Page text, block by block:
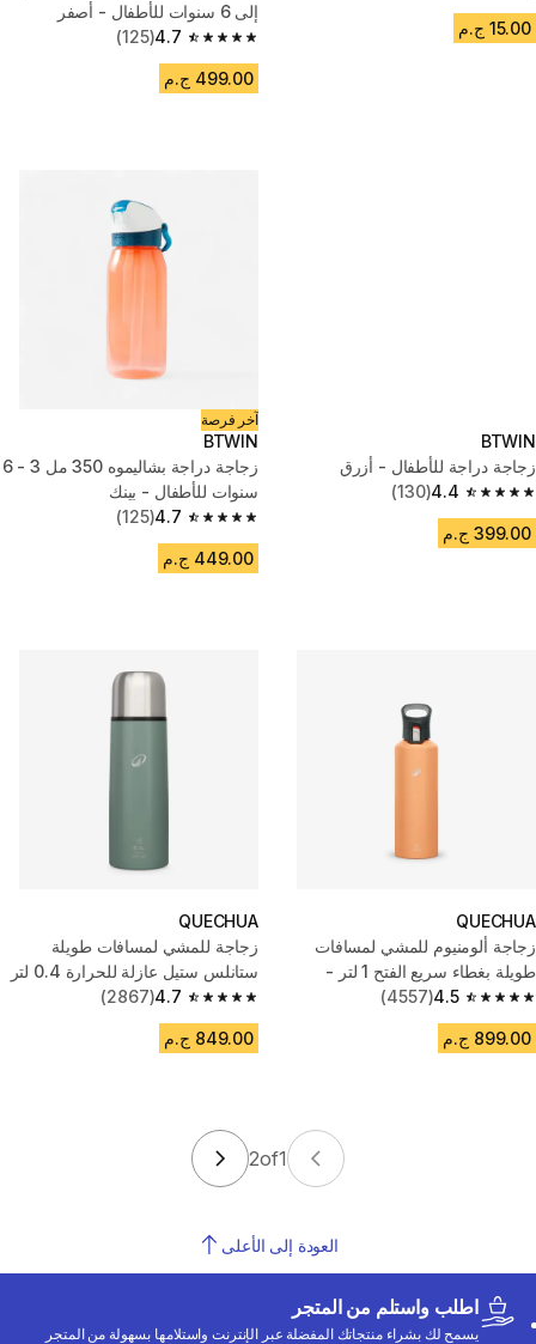
15.00 ج.م
إلى 6 سنوات للأطفال - أصفر
4.7
4.7 out of 5 stars from 125 reviews
(125)
499.00 ج.م
BTWIN
زجاجة دراجة للأطفال - أزرق
4.4
4.4 out of 5 stars from 130 reviews
(130)
399.00 ج.م
آخر فرصة
BTWIN
زجاجة دراجة بشاليموه 350 مل 3 - 6
سنوات للأطفال - بينك
4.7
4.7 out of 5 stars from 125 reviews
(125)
449.00 ج.م
QUECHUA
زجاجة ألومنيوم للمشي لمسافات
طويلة بغطاء سريع الفتح 1 لتر -
برتقالي
4.5
4.5 out of 5 stars from 4557 reviews
(4557)
899.00 ج.م
QUECHUA
زجاجة للمشي لمسافات طويلة
ستانلس ستيل عازلة للحرارة 0.4 لتر
مع كوب - أخضر
4.7
4.7 out of 5 stars from 2867 reviews
(2867)
849.00 ج.م
1
of
2
العودة إلى الأعلى
اطلب واستلم من المتجر
يسمح لك بشراء منتجاتك المفضلة عبر الإنترنت واستلامها بسهولة من المتجر